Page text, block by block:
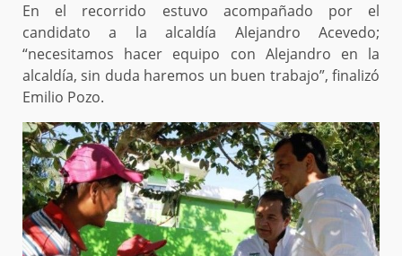
En el recorrido estuvo acompañado por el
candidato a la alcaldía Alejandro Acevedo;
“necesitamos hacer equipo con Alejandro en la
alcaldía, sin duda haremos un buen trabajo”, finalizó
Emilio Pozo.